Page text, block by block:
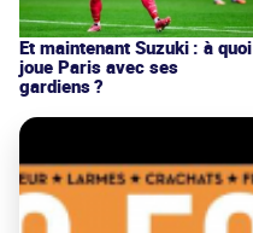
Et maintenant Suzuki : à quoi
joue Paris avec ses
gardiens ?